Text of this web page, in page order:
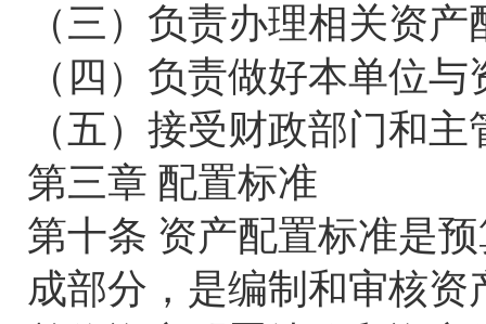
（三）负责办理相关资
（四）负责做好本单位
（五）接受财政部门和
第三章 配置标准
第十条 资产配置标准是
成部分，是编制和审核